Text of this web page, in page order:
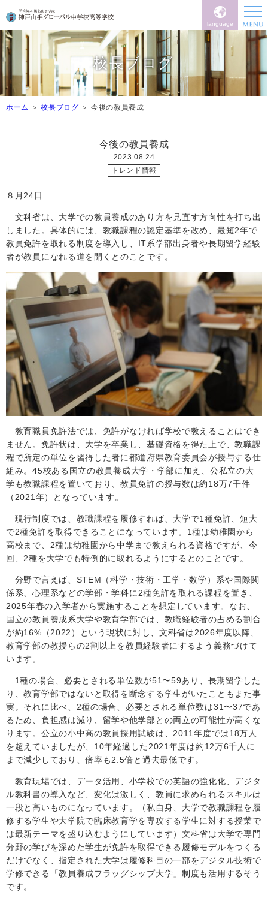
language
校長ブログ
ホーム 校長ブログ 今後の教員養成
今後の教員養成
2023.08.24
トレンド情報
８月24日
文科省は、大学での教員養成のあり方を見直す方向性を打ち出
しました。具体的には、教職課程の認定基準を改め、最短2年で
教員免許を取れる制度を導入し、 IT系学部出身者や長期留学経験
者が教員になれる道を開くとのことです。
教育職員免許法では、免許がなければ学校で教えることはでき
ません。免許状は、大学を卒業し、基礎資格を得た上で、教職課
程で所定の単位を習得した者に都道府県教育委員会が授与する仕
組み。45校ある国立の教員養成大学・学部に加え、公私立の大
学も教職課程を置いており、教員免許の授与数は約18万7千件
（ 2021 年）となっています。
現行制度では、教職課程を履修すれば、大学で1種免許、短大
で2種免許を取得できることになっています。 1種は幼稚園から
高校まで、 2種は幼稚園から中学まで教えられる資格ですが、今
回、 2種を大学でも特例的に取れるようにするとのことです。
分野で言えば、 STEM （科学・技術・工学・数学）系や国際関
係系、心理系などの学部・学科に 2種免許を取れる課程を置き、
2025年春の入学者から実施することを想定しています。なお、
国立の教員養成系大学や教育学部では、教職経験者の占める割合
が約16%（2022）という 現状に対し、文科省は2026年度以降、
教育学部の教授らの2割以上を教員経験者にするよう義務づけて
います。
1種の場合、必要とされる単位数が51 〜59あり、長期留学した
り、教育学部ではないと取得を断念する学生がいたこともまた事
実。それに比べ、 2種の場合、必要とされる単位数は31 〜37であ
るため、負担感は減り、留学や他学部との両立の可能性が高くな
ります。公立の小中高の教員採用試験は、 2011年度では18万人
を超えていましたが、 10年経過した 2021 年度は約12万6千人に
まで減少しており、倍率も2.5倍と過去最低です。
教育現場では、データ活用、小学校での英語の強化化、デジタ
ル教科書の導入など、変化は激しく、教員に求められるスキルは
一段と高いものになっています。（私自身、大学で教職課程を履
修する学生や大学院で臨床教育学を専攻する学生に対する授業で
は最新テーマを盛り込むようにしています）文科省は大学で専門
分野の学びを深めた学生が免許を取得できる履修モデルをつくる
だけでなく、指定された大学は履修科目の一部をデジタル技術で
学修できる「教員養成フラッグシップ大学」制度も活用するそう
です。